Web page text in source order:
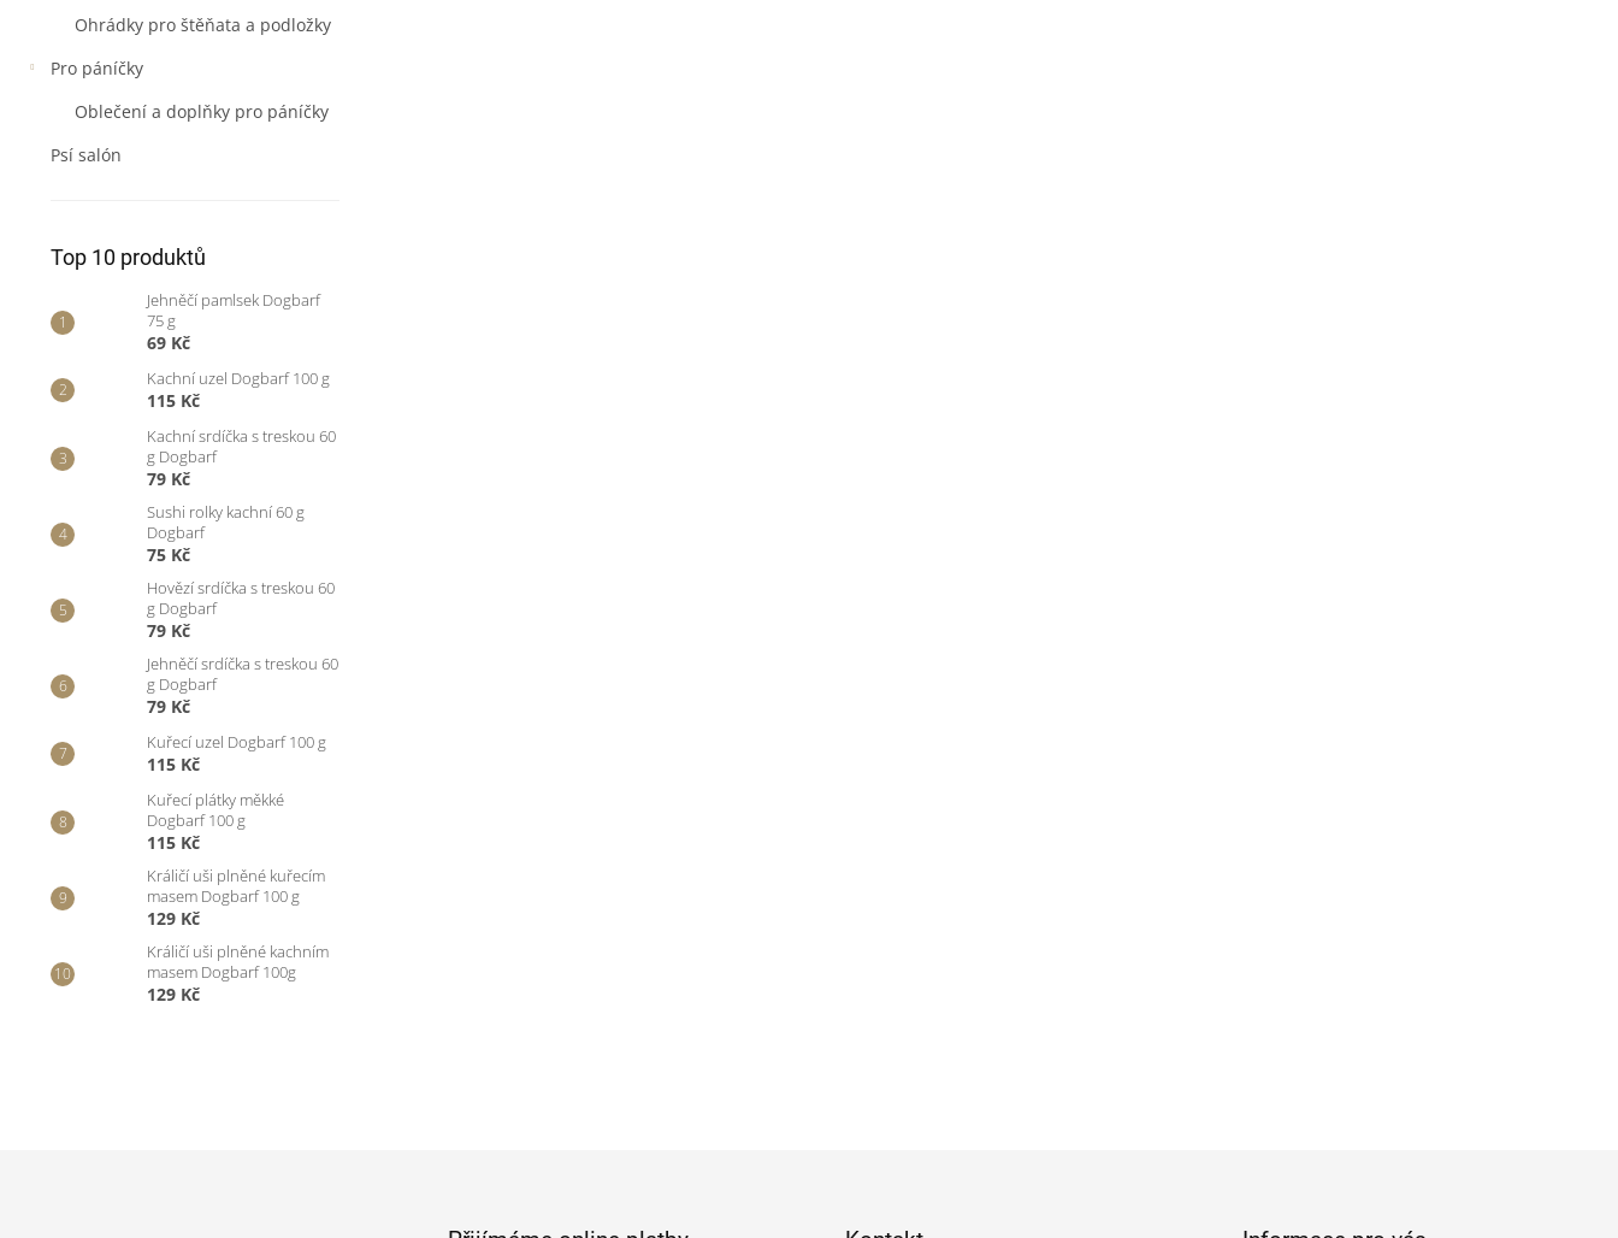
Ohrádky pro štěňata a podložky
Pro páníčky
Oblečení a doplňky pro páníčky
Psí salón
Top 10 produktů
Jehněčí pamlsek Dogbarf
75 g
69 Kč
Kachní uzel Dogbarf 100 g
115 Kč
Kachní srdíčka s treskou 60
g Dogbarf
79 Kč
Sushi rolky kachní 60 g
Dogbarf
75 Kč
Hovězí srdíčka s treskou 60
g Dogbarf
79 Kč
Jehněčí srdíčka s treskou 60
g Dogbarf
79 Kč
Kuřecí uzel Dogbarf 100 g
115 Kč
Kuřecí plátky měkké
Dogbarf 100 g
115 Kč
Králičí uši plněné kuřecím
masem Dogbarf 100 g
129 Kč
Králičí uši plněné kachním
masem Dogbarf 100g
129 Kč